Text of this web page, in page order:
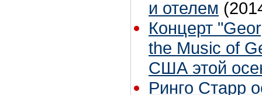
и отелем
Концерт
the Music of
США этой
Ринго Старр